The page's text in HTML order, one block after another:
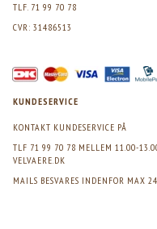
TLF. 71 99 70 78
CVR: 31486513
KUNDESERVICE
KONTAKT KUNDESERVICE PÅ
TLF 71 99 70 78 MELLEM 11.00-
VELVAERE.DK
MAILS BESVARES INDENFOR MAX